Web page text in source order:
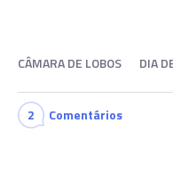
CÂMARA DE LOBOS DIA
2 Comentários